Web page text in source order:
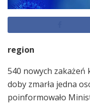
region
540 nowych
doby zmarła jedna
poinformowało